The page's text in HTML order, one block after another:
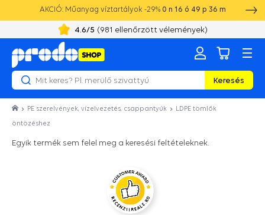
AKCIÓ: Műanyag víztartályok -29% 0 n 16 ó 49 p 36 m
4.6/5 (981 ellenőrzött vélemények)
Keresés
PE szerelvények, vízelvezetés, csappantyúk LDPE tömlők
öntözéshez
Egyik termék sem felel meg a keresési feltételeknek.